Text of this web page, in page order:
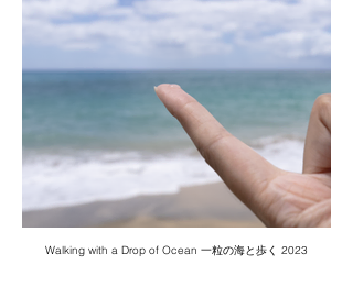
Walking with a Drop of Ocean 一粒の海と歩く 2023